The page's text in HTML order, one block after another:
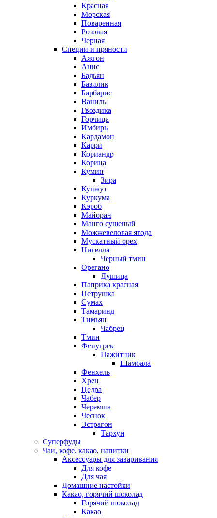
Красная
Морская
Поваренная
Розовая
Черная
Специи и пряности
Ажгон
Анис
Бадьян
Базилик
Барбарис
Ваниль
Гвоздика
Горчица
Имбирь
Кардамон
Карри
Кориандр
Корица
Кумин
Зира
Кунжут
Куркума
Кэроб
Майоран
Манго сушеный
Можжевеловая ягода
Мускатный орех
Нигелла
Черный тмин
Орегано
Душица
Паприка красная
Петрушка
Сумах
Тамаринд
Тимьян
Чабрец
Тмин
Фенугрек
Пажитник
Шамбала
Фенхель
Хрен
Цедра
Чабер
Черемша
Чеснок
Эстрагон
Тархун
Суперфуды
Чаи, кофе, какао, напитки
Аксессуары для заваривания
Для кофе
Для чая
Домашние настойки
Какао, горячий шоколад
Горячий шоколад
Какао